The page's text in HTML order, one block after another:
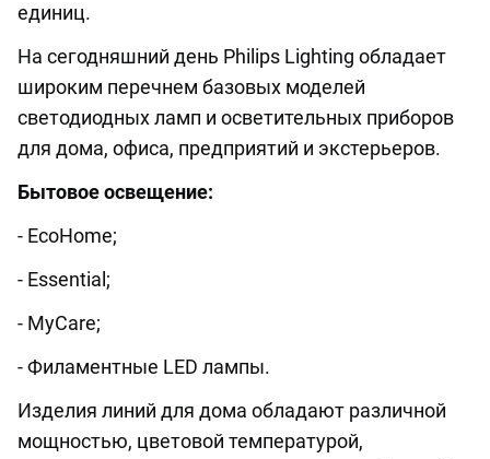
единиц.
На сегодняшний день Philips Lighting обладает
широким перечнем базовых моделей
светодиодных ламп и осветительных приборов
для дома, офиса, предприятий и экстерьеров.
Бытовое освещение:
- EcoHome;
- Essential;
- MyCare;
- Филаментные LED лампы.
Изделия линий для дома обладают различной
мощностью, цветовой температурой,